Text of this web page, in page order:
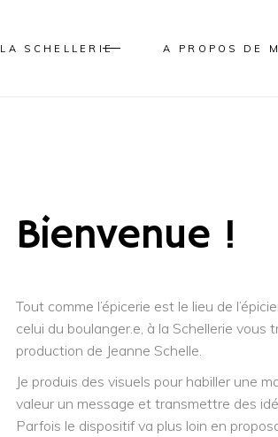
LA SCHELLERIE A PROPOS DE
Bienvenue !
Tout comme l’épicerie est le lieu de
celui du boulanger.e, à la Schellerie vous
production de Jeanne Schelle.
Je produis des visuels pour habiller une
valeur un message et transmettre des
Parfois le dispositif va plus loin en